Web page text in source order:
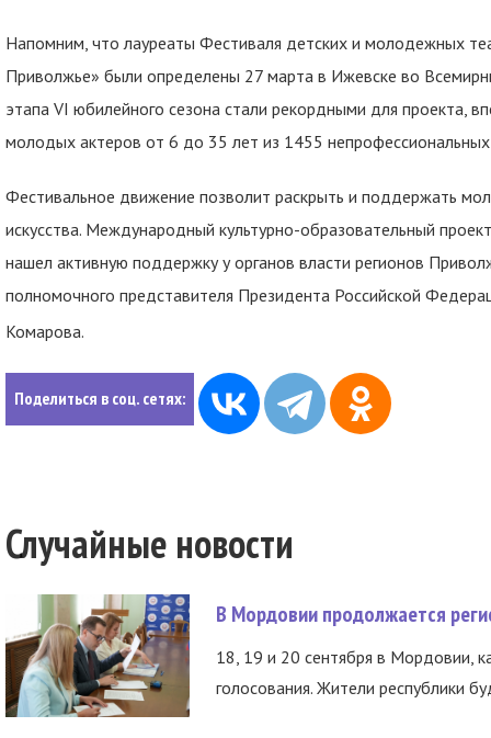
Напомним, что лауреаты Фестиваля детских и молодежных
Приволжье» были определены 27 марта в Ижевске во
этапа VI юбилейного сезона стали рекордными для проекта,
молодых актеров от 6 до 35 лет из 1455
Фестивальное движение позволит раскрыть и поддержать
искусства. Международный культурно-образовательный
нашел активную поддержку у органов власти регионов
полномочного представителя Президента Российской
Комарова.
Поделиться в соц. сетях:
Случайные новости
В Мордовии продолжается
18, 19 и 20 сентября в Мордовии,
голосования. Жители республики